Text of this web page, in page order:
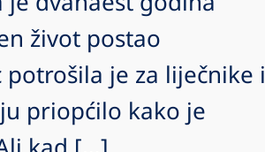
život postao
potrošila je za liječnike i
priopćilo kako je